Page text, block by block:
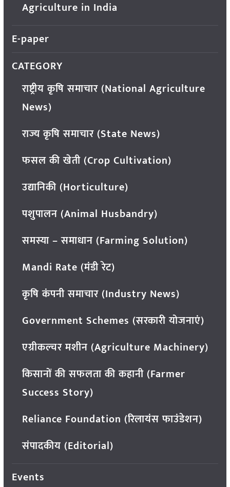
Agriculture in India
E-paper
CATEGORY
राष्ट्रीय कृषि समाचार (National Agriculture
News)
राज्य कृषि समाचार (State News)
फसल की खेती (Crop Cultivation)
उद्यानिकी (Horticulture)
पशुपालन (Animal Husbandry)
समस्या – समाधान (Farming Solution)
Mandi Rate (मंडी रेट)
कृषि कंपनी समाचार (Industry News)
Government Schemes (सरकारी योजनाएं)
एग्रीकल्चर मशीन (Agriculture Machinery)
किसानों की सफलता की कहानी (Farmer
Success Story)
Reliance Foundation (रिलायंस फाउंडेशन)
संपादकीय (Editorial)
Events